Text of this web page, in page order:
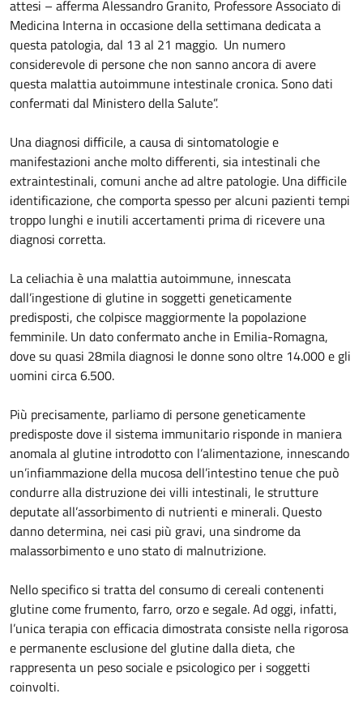
attesi – afferma Alessandro Granito, Professore Associato di
Medicina Interna in occasione della settimana dedicata a
questa patologia, dal 13 al 21 maggio. Un numero
considerevole di persone che non sanno ancora di avere
questa malattia autoimmune intestinale cronica. Sono dati
confermati dal Ministero della Salute”.
Una diagnosi difficile, a causa di sintomatologie e
manifestazioni anche molto differenti, sia intestinali che
extraintestinali, comuni anche ad altre patologie. Una difficile
identificazione, che comporta spesso per alcuni pazienti tempi
troppo lunghi e inutili accertamenti prima di ricevere una
diagnosi corretta.
La celiachia è una malattia autoimmune, innescata
dall’ingestione di glutine in soggetti geneticamente
predisposti, che colpisce maggiormente la popolazione
femminile. Un dato confermato anche in Emilia-Romagna,
dove su quasi 28mila diagnosi le donne sono oltre 14.000 e gli
uomini circa 6.500.
Più precisamente, parliamo di persone geneticamente
predisposte dove il sistema immunitario risponde in maniera
anomala al glutine introdotto con l’alimentazione, innescando
un’infiammazione della mucosa dell’intestino tenue che può
condurre alla distruzione dei villi intestinali, le strutture
deputate all’assorbimento di nutrienti e minerali. Questo
danno determina, nei casi più gravi, una sindrome da
malassorbimento e uno stato di malnutrizione.
Nello specifico si tratta del consumo di cereali contenenti
glutine come frumento, farro, orzo e segale. Ad oggi, infatti,
l’unica terapia con efficacia dimostrata consiste nella rigorosa
e permanente esclusione del glutine dalla dieta, che
rappresenta un peso sociale e psicologico per i soggetti
coinvolti.